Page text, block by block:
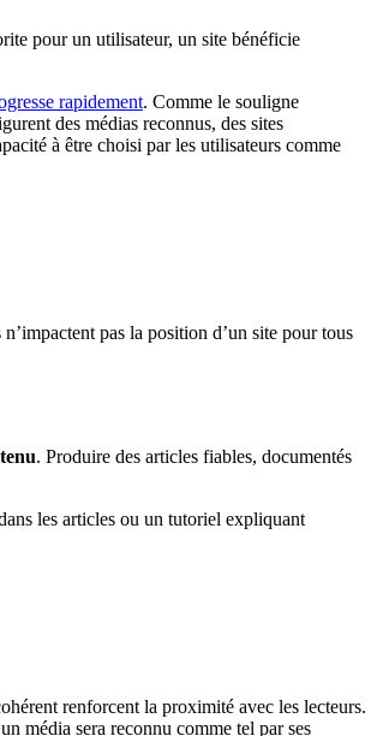
pour un utilisateur, un site bénéficie
rapidement. Comme le souligne
des médias reconnus, des sites
à être choisi par les utilisateurs comme
pas la position d’un site pour tous
. Produire des articles fiables, documentés
les articles ou un tutoriel expliquant
renforcent la proximité avec les lecteurs.
média sera reconnu comme tel par ses